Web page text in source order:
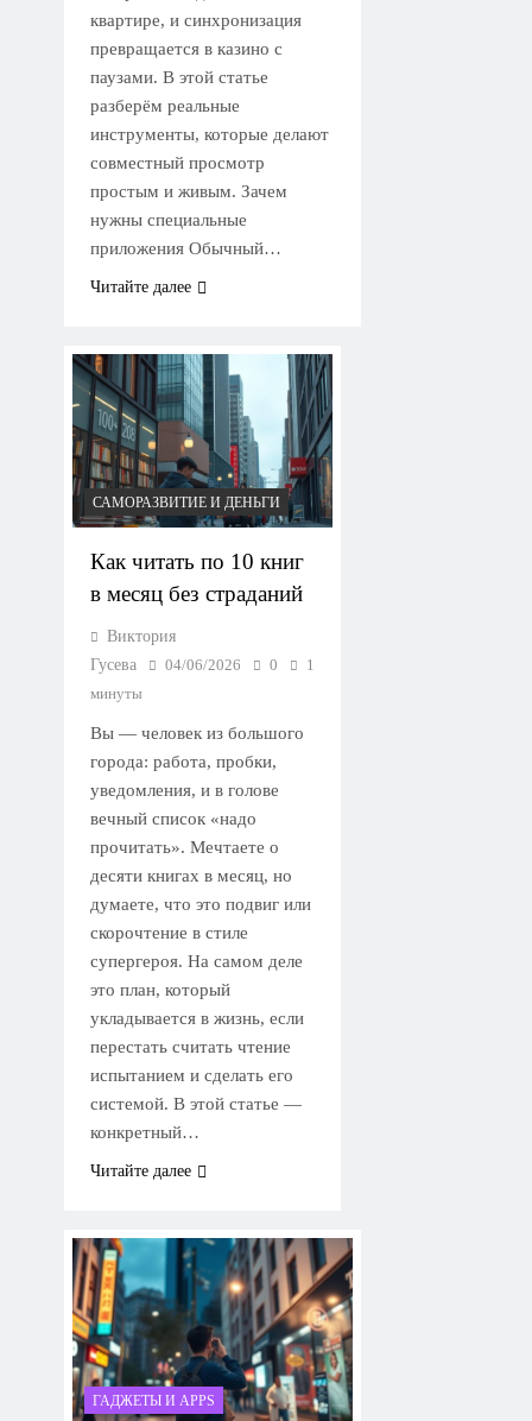
квартире, и синхронизация
превращается в казино с
паузами. В этой статье
разберём реальные
инструменты, которые делают
совместный просмотр
простым и живым. Зачем
нужны специальные
приложения Обычный…
Читайте далее
САМОРАЗВИТИЕ И ДЕНЬГИ
Как читать по 10 книг
в месяц без страданий
Виктория
Гусева
04/06/2026 0
1
минуты
Вы — человек из большого
города: работа, пробки,
уведомления, и в голове
вечный список «надо
прочитать». Мечтаете о
десяти книгах в месяц, но
думаете, что это подвиг или
скорочтение в стиле
супергероя. На самом деле
это план, который
укладывается в жизнь, если
перестать считать чтение
испытанием и сделать его
системой. В этой статье —
конкретный…
Читайте далее
ГАДЖЕТЫ И APPS